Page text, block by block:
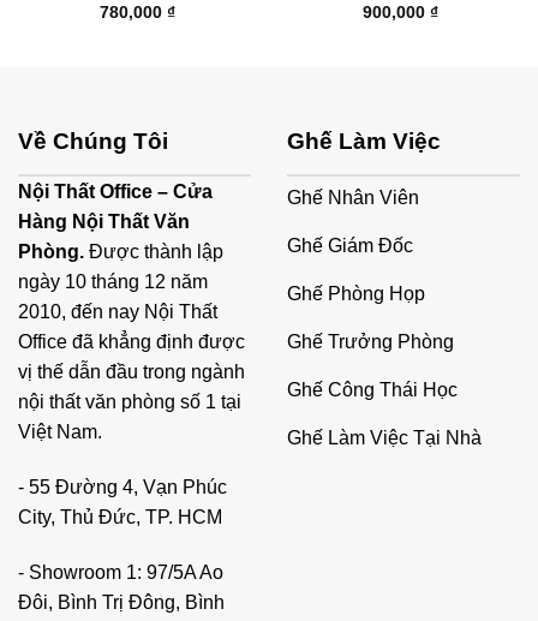
780,000 ₫
900,000 ₫
Về Chúng Tôi
Nội Thất Office – Cửa
Hàng Nội Thất Văn
Phòng. Được thành lập
ngày 10 tháng 12 năm
2010, đến nay Nội Thất
Office đã khẳng định được
vị thế dẫn đầu trong ngành
nội thất văn phòng số 1 tại
Việt Nam.
- 55 Đường 4, Vạn Phúc
City, Thủ Đức, TP. HCM
- Showroom 1: 97/5A Ao
Đôi, Bình Trị Đông, Bình
Ghế Làm Việc
Ghế Nhân Viên
Ghế Giám Đốc
Ghế Phòng Họp
Ghế Trưởng Phòng
Ghế Công Thái Học
Ghế Làm Việc Tại Nhà